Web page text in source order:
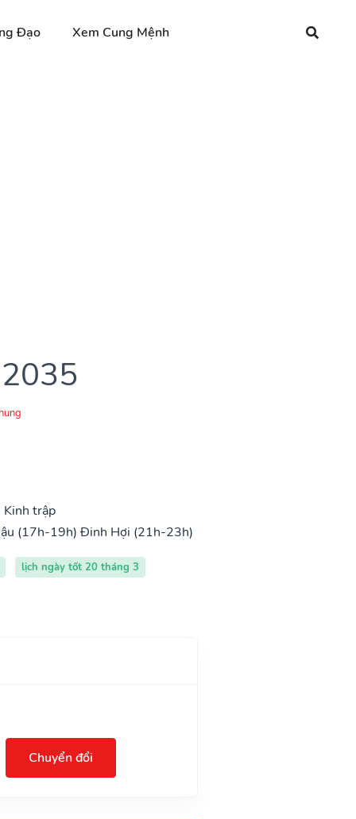
Đạo Xem Cung Mệnh
Kinh trập
(17h-19h) Đinh Hợi (21h-23h)
lịch ngày tốt 20 tháng 3
Chuyển đổi